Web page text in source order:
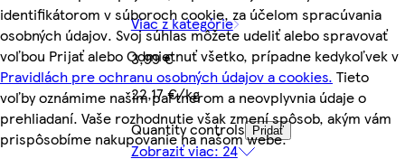
identifikátorom v súboroch cookie, za účelom spracúvania
osobných údajov. Svoj súhlas môžete udeliť alebo spravovať
voľbou Prijať alebo Odmietnuť všetko, prípadne kedykoľvek v
Pravidlách pre ochranu osobných údajov a cookies. Tieto
voľby oznámime našim partnerom a neovplyvnia údaje o
prehliadaní. Vaše rozhodnutie však zmení spôsob, akým vám
prispôsobíme nakupovanie na našom webe.
Viac z kategórie
3,99 €
22,17 €/kg
Quantity controls
Pridať
Zobraziť viac: 24